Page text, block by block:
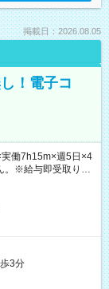
掲載日：2026.08.05
！電子コ
働7h15m×週5日×4
。※給与即受取りサ
3分